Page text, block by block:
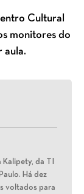
Cultural
monitores do
aula.
da TI
Há dez
voltados para